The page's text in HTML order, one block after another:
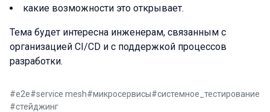
какие возможности это открывает.
Тема будет интересна инженерам, связанным с
организацией CI/CD и с поддержкой процессов
разработки.
#e2e#service mesh#микросервисы#системное_тестирование
#стейджинг